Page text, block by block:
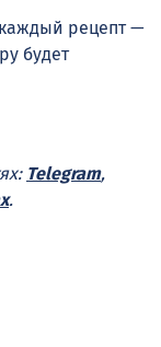
рецепт —
будет
Telegram,
.